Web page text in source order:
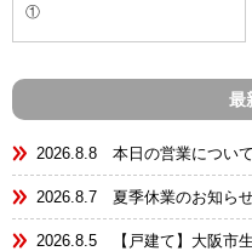
①
最
2026.8.8 本日の営業について
2026.8.7 夏季休業のお知ら
2026.8.5 【戸建て】大阪市